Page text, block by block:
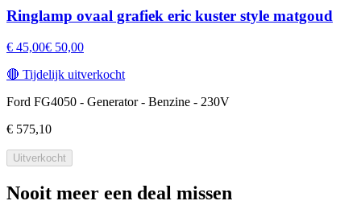
Ringlamp ovaal grafiek eric kuster style matgoud
€ 45,00€ 50,00
🔴 Tijdelijk uitverkocht
Ford FG4050 - Generator - Benzine - 230V
€ 575,10
Uitverkocht
Nooit meer een deal missen